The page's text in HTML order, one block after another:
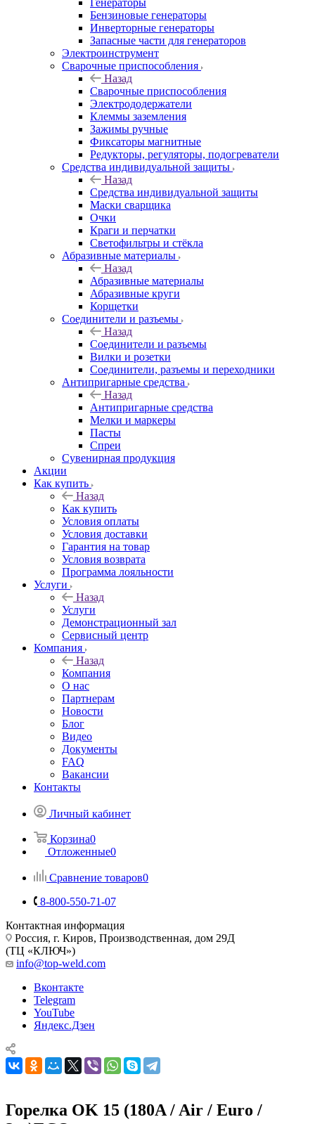
Генераторы
Бензиновые генераторы
Инверторные генераторы
Запасные части для генераторов
Электроинструмент
Сварочные приспособления
Назад
Сварочные приспособления
Электрододержатели
Клеммы заземления
Зажимы ручные
Фиксаторы магнитные
Редукторы, регуляторы, подогреватели
Средства индивидуальной защиты
Назад
Средства индивидуальной защиты
Маски сварщика
Очки
Краги и перчатки
Светофильтры и стёкла
Абразивные материалы
Назад
Абразивные материалы
Абразивные круги
Корщетки
Соединители и разъемы
Назад
Соединители и разъемы
Вилки и розетки
Соединители, разъемы и переходники
Антипригарные средства
Назад
Антипригарные средства
Мелки и маркеры
Пасты
Спреи
Сувенирная продукция
Акции
Как купить
Назад
Как купить
Условия оплаты
Условия доставки
Гарантия на товар
Условия возврата
Программа лояльности
Услуги
Назад
Услуги
Демонстрационный зал
Сервисный центр
Компания
Назад
Компания
О нас
Партнерам
Новости
Блог
Видео
Документы
FAQ
Вакансии
Контакты
Личный кабинет
Корзина0
Отложенные0
Сравнение товаров0
8-800-550-71-07
Контактная информация
Россия, г. Киров, Производственная, дом 29Д
(ТЦ «КЛЮЧ»)
info@top-weld.com
Вконтакте
Telegram
YouTube
Яндекс.Дзен
Горелка OK 15 (180A / Air / Euro /